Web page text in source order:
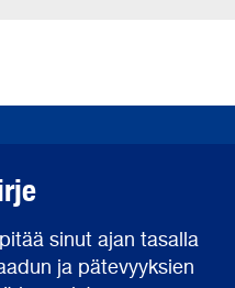
sinut ajan tasalla
ja pätevyyksien